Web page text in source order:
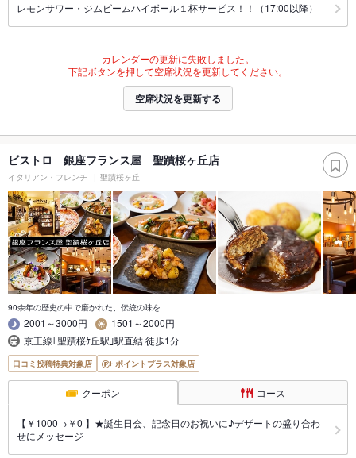
レモンサワー・ジムビームハイボール１杯サービス！！（17:00以降）
カレンダーの更新に失敗しました。
下記ボタンを押して空席状況を更新してください。
空席状況を更新する
ビストロ 銀座フランス屋 聖蹟桜ヶ丘店
イタリアン・フレンチ 聖蹟桜ヶ丘
90余年の歴史の中で磨かれた、伝統の味を
2001～3000円
1501～2000円
京王線｢聖蹟桜ｹ丘駅｣駅直結 徒歩1分
口コミ投稿特典対象店 ポイントプラス対象店
クーポン コース
【￥1000→￥0 】★誕生日会、記念日のお祝いに♪デザートの盛り合わ
せにメッセージ